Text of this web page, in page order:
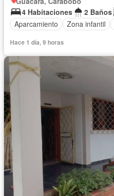
4 Habitaciones
2 Baños
Aparcamiento
Zona infantil
Hace 1 día, 9 horas